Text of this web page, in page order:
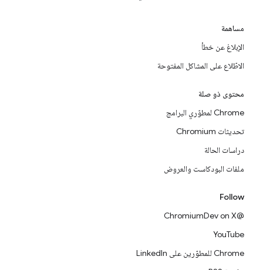
مساهمة
الإبلاغ عن خطأ
الاطّلاع على المشاكل المفتوحة
محتوى ذو صلة
Chrome لمطوّري البرامج
تحديثات Chromium
دراسات الحالة
ملفات البودكاست والعروض
Follow
@ChromiumDev on X
YouTube
Chrome للمطوّرين على LinkedIn